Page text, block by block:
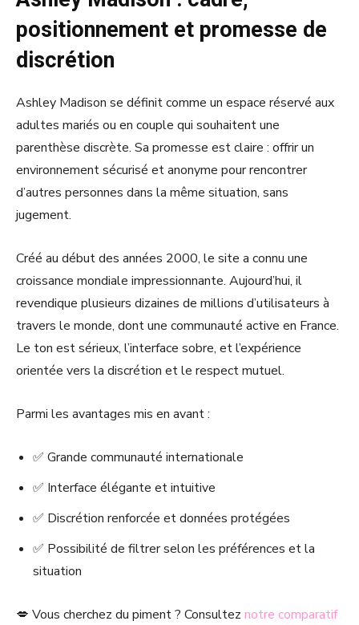
positionnement et promesse de
discrétion
Ashley Madison se définit comme un espace réservé aux
adultes mariés ou en couple qui souhaitent une
parenthèse discrète. Sa promesse est claire : offrir un
environnement sécurisé et anonyme pour rencontrer
d’autres personnes dans la même situation, sans
jugement.
Créé au début des années 2000, le site a connu une
croissance mondiale impressionnante. Aujourd’hui, il
revendique plusieurs dizaines de millions d’utilisateurs à
travers le monde, dont une communauté active en France.
Le ton est sérieux, l’interface sobre, et l’expérience
orientée vers la discrétion et le respect mutuel.
Parmi les avantages mis en avant :
✅ Grande communauté internationale
✅ Interface élégante et intuitive
✅ Discrétion renforcée et données protégées
✅ Possibilité de filtrer selon les préférences et la
situation
💋 Vous cherchez du piment ? Consultez notre comparatif